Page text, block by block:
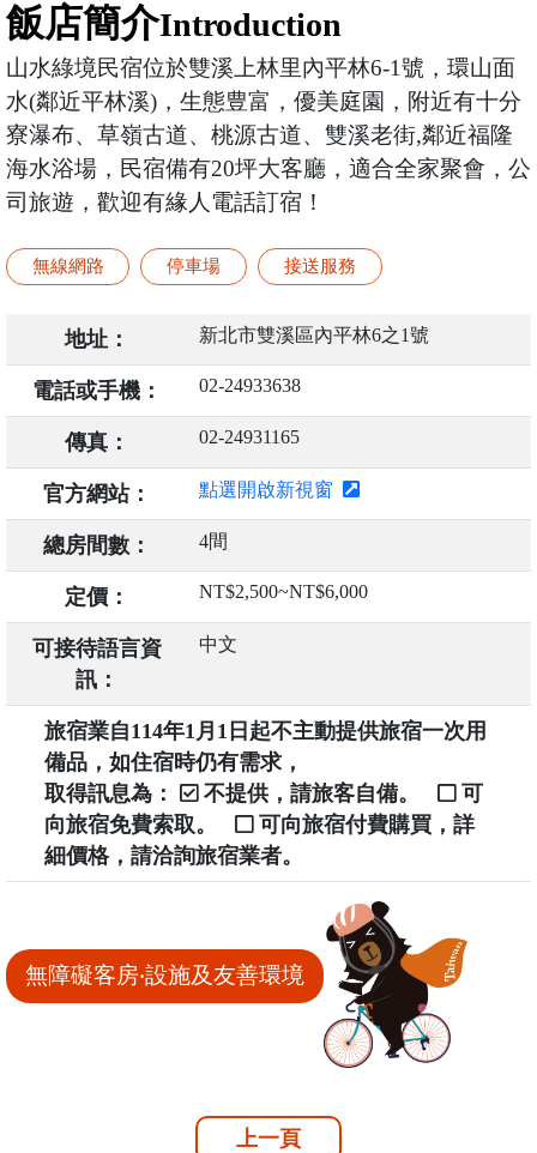
飯店簡介Introduction
山水綠境民宿位於雙溪上林里內平林6-1號，環山面
水(鄰近平林溪)，生態豊富，優美庭園，附近有十分
寮瀑布、草嶺古道、桃源古道、雙溪老街,鄰近福隆
海水浴場，民宿備有20坪大客廳，適合全家聚會，公
司旅遊，歡迎有緣人電話訂宿！
無線網路 停車場 接送服務
地址： 新北市雙溪區內平林6之1號
電話或手機： 02-24933638
傳真： 02-24931165
官方網站： 點選開啟新視窗
總房間數： 4間
定價： NT$2,500~NT$6,000
可接待語言資
訊：
中文
旅宿業自114年1月1日起不主動提供旅宿一次用
備品，如住宿時仍有需求，
取得訊息為：
不提供，請旅客自備。
可
向旅宿免費索取。
可向旅宿付費購買，詳
細價格，請洽詢旅宿業者。
無障礙客房‧設施及友善環境
上一頁